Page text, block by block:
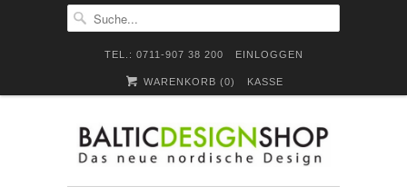
TEL.: 0711-907 38 200 EINLOGGEN
WARENKORB (0) KASSE